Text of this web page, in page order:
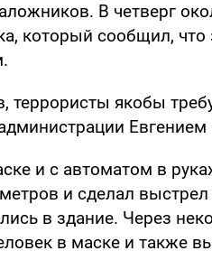
В четверг
который сообщил, что
якобы
и с автоматом в
и сделал
в здание. Через
в маске и также